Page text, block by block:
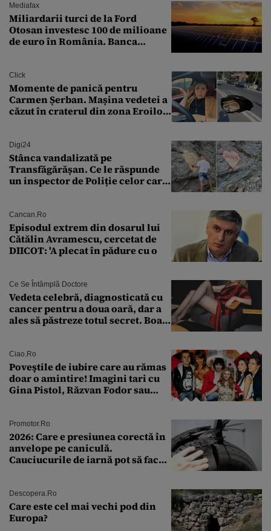
Mediafax
Miliardarii turci de la Ford
Otosan investesc 100 de milioane
de euro în România. Banca
Click
Momente de panică pentru
Carmen Șerban. Mașina vedetei a
căzut în craterul din zona Eroilor:
Digi24
Stânca vandalizată pe
Transfăgărășan. Ce le răspunde
un inspector de Poliție celor care
Cancan.ro
Episodul extrem din dosarul lui
Cătălin Avramescu, cercetat de
DIICOT: 'A plecat în pădure cu o
Ce Se Întâmplă Doctore
Vedeta celebră, diagnosticată cu
cancer pentru a doua oară, dar a
ales să păstreze totul secret. Boala
Ciao.ro
Poveştile de iubire care au rămas
doar o amintire! Imagini tari cu
Gina Pistol, Răzvan Fodor sau
Promotor.ro
2026: Care e presiunea corectă în
anvelope pe caniculă.
Cauciucurile de iarnă pot să facă
Descopera.ro
Care este cel mai vechi pod din
Europa?